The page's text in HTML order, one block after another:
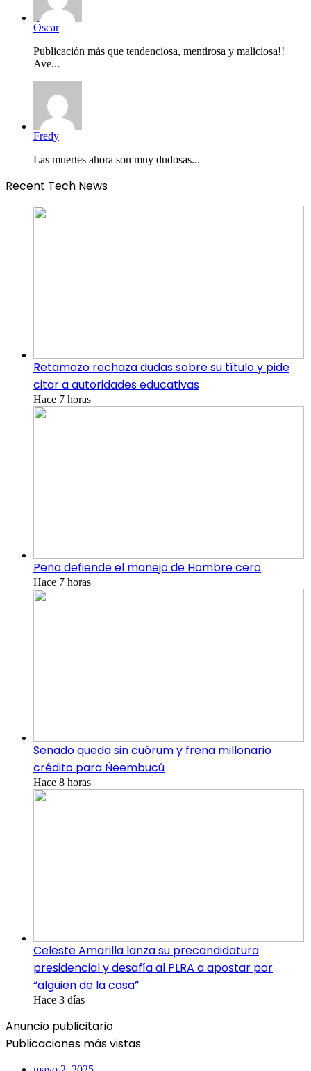
Óscar
Publicación más que tendenciosa, mentirosa y maliciosa!!
Ave...
Fredy
Las muertes ahora son muy dudosas...
Recent Tech News
Retamozo rechaza dudas sobre su título y pide
citar a autoridades educativas
Hace 7 horas
Peña defiende el manejo de Hambre cero
Hace 7 horas
Senado queda sin cuórum y frena millonario
crédito para Ñeembucú
Hace 8 horas
Celeste Amarilla lanza su precandidatura
presidencial y desafía al PLRA a apostar por
“alguien de la casa”
Hace 3 días
Anuncio publicitario
Publicaciones más vistas